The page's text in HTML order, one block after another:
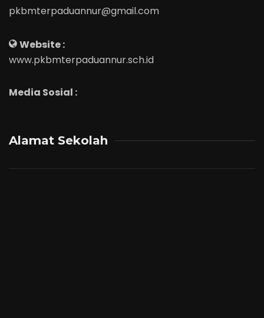
pkbmterpaduannur@gmail.com
Website :
www.pkbmterpaduannur.sch.id
Media Sosial :
Alamat Sekolah